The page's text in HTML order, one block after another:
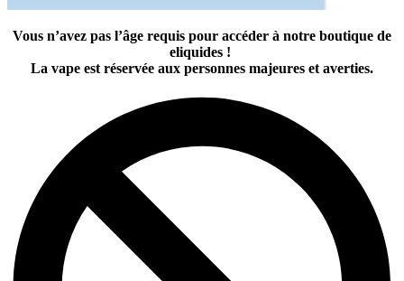
Vous n’avez pas l’âge requis pour accéder à notre boutique de
eliquides !
La vape est réservée aux personnes majeures et averties.